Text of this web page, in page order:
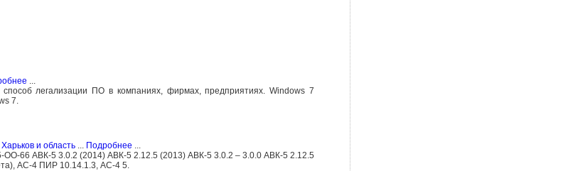
...
легализации ПО в компаниях, фирмах, предприятиях. Windows 7
7.
и область... Подробнее ...
66 АВК-5 3.0.2 (2014) АВК-5 2.12.5 (2013) АВК-5 3.0.2 – 3.0.0 АВК-5 2.12.5
АС-4 ПИР 10.14.1.3, АС-4 5.